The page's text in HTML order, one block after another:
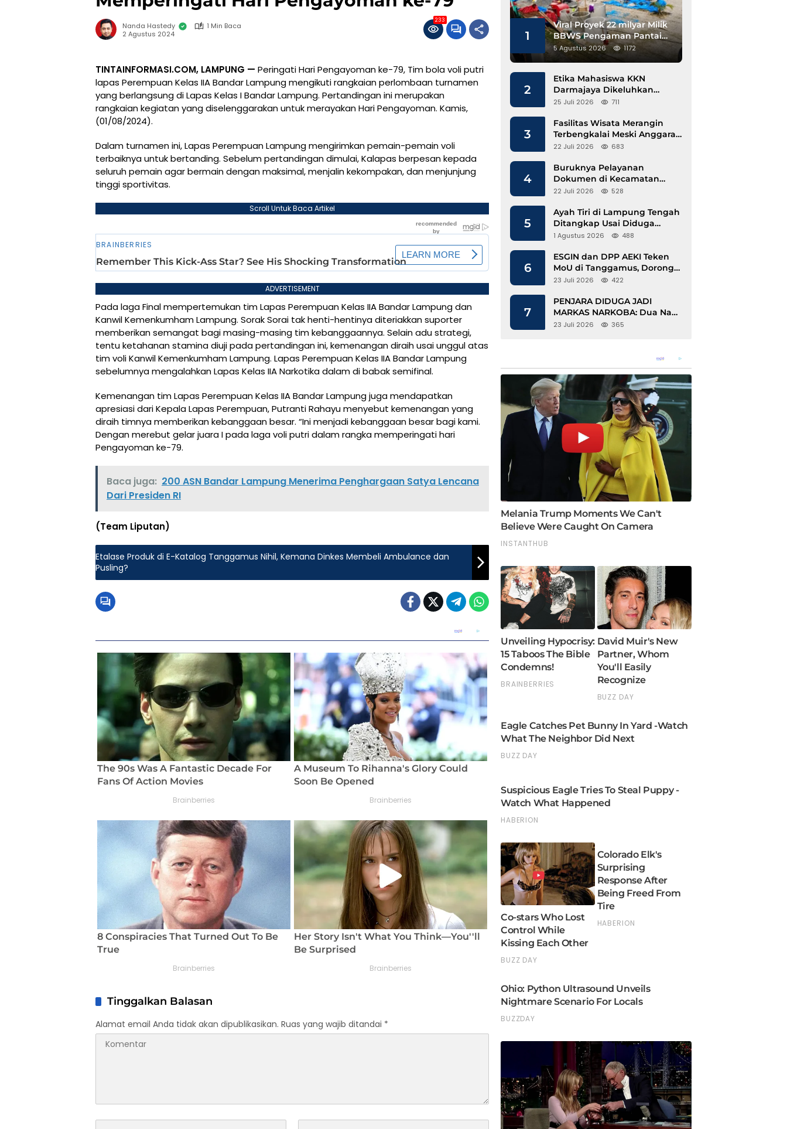
Nanda Hastedy
1 Min Baca
2 Agustus 2024
233
TINTAINFORMASI.COM, LAMPUNG — Peringati Hari Pengayoman ke-79, Tim bola voli putri
lapas Perempuan Kelas IIA Bandar Lampung mengikuti rangkaian perlombaan turnamen
yang berlangsung di Lapas Kelas I Bandar Lampung. Pertandingan ini merupakan
rangkaian kegiatan yang diselenggarakan untuk merayakan Hari Pengayoman. Kamis,
(01/08/2024).
Dalam turnamen ini, Lapas Perempuan Lampung mengirimkan pemain-pemain voli
terbaiknya untuk bertanding. Sebelum pertandingan dimulai, Kalapas berpesan kepada
seluruh pemain agar bermain dengan maksimal, menjalin kekompakan, dan menjunjung
tinggi sportivitas.
Scroll Untuk Baca Artikel
ADVERTISEMENT
Pada laga Final mempertemukan tim Lapas Perempuan Kelas IIA Bandar Lampung dan
Kanwil Kemenkumham Lampung. Sorak Sorai tak henti-hentinya diteriakkan suporter
memberikan semangat bagi masing-masing tim kebanggaannya. Selain adu strategi,
tentu ketahanan stamina diuji pada pertandingan ini, kemenangan diraih usai unggul atas
tim voli Kanwil Kemenkumham Lampung. Lapas Perempuan Kelas IIA Bandar Lampung
sebelumnya mengalahkan Lapas Kelas IIA Narkotika dalam di babak semifinal.
Kemenangan tim Lapas Perempuan Kelas IIA Bandar Lampung juga mendapatkan
apresiasi dari Kepala Lapas Perempuan, Putranti Rahayu menyebut kemenangan yang
diraih timnya memberikan kebanggaan besar. “Ini menjadi kebanggaan besar bagi kami.
Dengan merebut gelar juara I pada laga voli putri dalam rangka memperingati hari
Pengayoman ke-79.
Baca juga: 200 ASN Bandar Lampung Menerima Penghargaan Satya Lencana
Dari Presiden RI
(Team Liputan)
Etalase Produk di E-Katalog Tanggamus Nihil, Kemana Dinkes Membeli Ambulance dan
Pusling?
Tinggalkan Balasan
Alamat email Anda tidak akan dipublikasikan. Ruas yang wajib ditandai *
1
Viral Proyek 22 milyar Milik
BBWS Pengaman Pantai
Pesisir Barat Diduga
Gunakan Besi Banci
5 Agustus 2026 1172
2
Etika Mahasiswa KKN
Darmajaya Dikeluhkan
Kepala Pekon Sinar Jawa
25 Juli 2026 711
3
Fasilitas Wisata Merangin
Terbengkalai Meski Anggaran
Perawatan Terus Mengalir
22 Juli 2026 683
4
Buruknya Pelayanan
Dokumen di Kecamatan
Pangkalan Susu, Kinerja
22 Juli 2026 528
5
Ayah Tiri di Lampung Tengah
Ditangkap Usai Diduga
Hamili Anak di Bawah Umur
1 Agustus 2026 488
6
ESGIN dan DPP AEKI Teken
MoU di Tanggamus, Dorong
Ekonomi Hijau Berbasis Kopi
23 Juli 2026 422
7
PENJARA DIDUGA JADI
MARKAS NARKOBA: Dua Napi
Rajabasa Bebas Gunakan HP,
23 Juli 2026 365